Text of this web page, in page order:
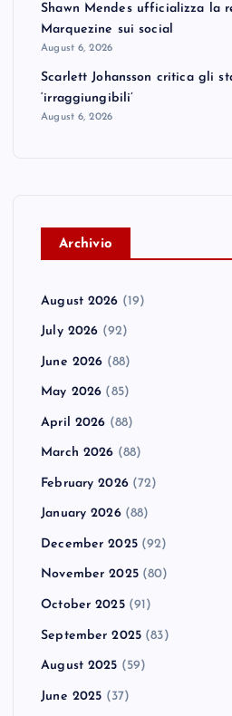
Shawn Mendes ufficializza la
Marquezine sui social
August 6, 2026
Scarlett Johansson critica gli
‘irraggiungibili’
August 6, 2026
Archivio
August 2026 (19)
July 2026 (92)
June 2026 (88)
May 2026 (85)
April 2026 (88)
March 2026 (88)
February 2026(72)
January 2026(88)
December 2025(92)
November 2025(80)
October 2025(91)
September 2025 (83)
August 2025 (59)
June 2025 (37)